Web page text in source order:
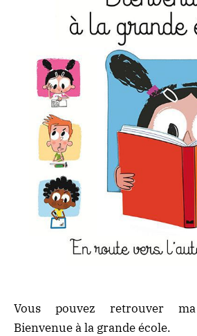
Vous pouvez retrouver
Bienvenue à la grande école.